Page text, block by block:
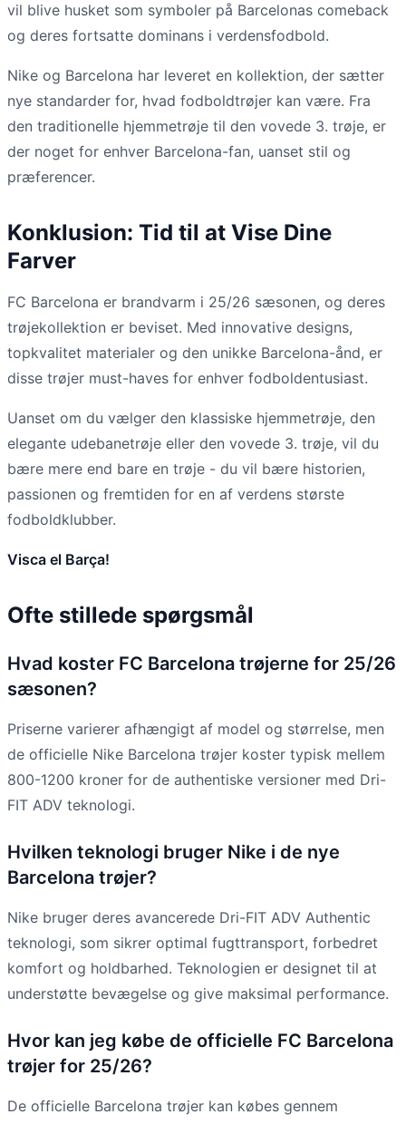
vil blive husket som symboler på Barcelonas comeback
og deres fortsatte dominans i verdensfodbold.
Nike og Barcelona har leveret en kollektion, der sætter
nye standarder for, hvad fodboldtrøjer kan være. Fra
den traditionelle hjemmetrøje til den vovede 3. trøje, er
der noget for enhver Barcelona-fan, uanset stil og
præferencer.
Konklusion: Tid til at Vise Dine
Farver
FC Barcelona er brandvarm i 25/26 sæsonen, og deres
trøjekollektion er beviset. Med innovative designs,
topkvalitet materialer og den unikke Barcelona-ånd, er
disse trøjer must-haves for enhver fodboldentusiast.
Uanset om du vælger den klassiske hjemmetrøje, den
elegante udebanetrøje eller den vovede 3. trøje, vil du
bære mere end bare en trøje - du vil bære historien,
passionen og fremtiden for en af verdens største
fodboldklubber.
Visca el Barça!
Ofte stillede spørgsmål
Hvad koster FC Barcelona trøjerne for 25/26
sæsonen?
Priserne varierer afhængigt af model og størrelse, men
de officielle Nike Barcelona trøjer koster typisk mellem
800-1200 kroner for de authentiske versioner med Dri-
FIT ADV teknologi.
Hvilken teknologi bruger Nike i de nye
Barcelona trøjer?
Nike bruger deres avancerede Dri-FIT ADV Authentic
teknologi, som sikrer optimal fugttransport, forbedret
komfort og holdbarhed. Teknologien er designet til at
understøtte bevægelse og give maksimal performance.
Hvor kan jeg købe de officielle FC Barcelona
trøjer for 25/26?
De officielle Barcelona trøjer kan købes gennem